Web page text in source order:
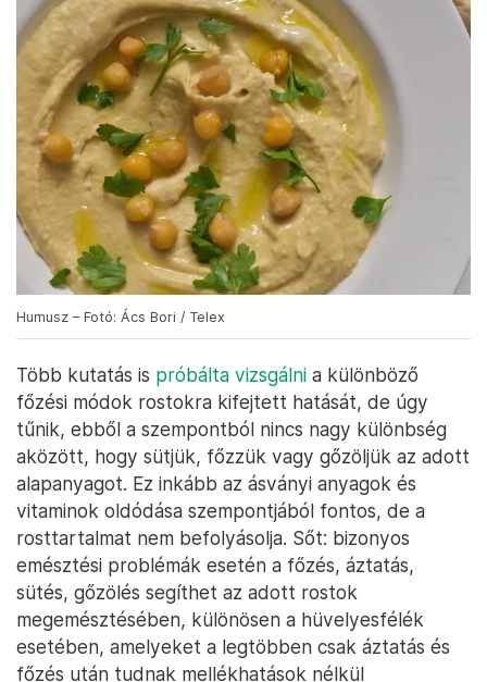
Humusz – Fotó: Ács Bori / Telex
Több kutatás is próbálta vizsgálni a különböző
főzési módok rostokra kifejtett hatását, de úgy
tűnik, ebből a szempontból nincs nagy különbség
aközött, hogy sütjük, főzzük vagy gőzöljük az adott
alapanyagot. Ez inkább az ásványi anyagok és
vitaminok oldódása szempontjából fontos, de a
rosttartalmat nem befolyásolja. Sőt: bizonyos
emésztési problémák esetén a főzés, áztatás,
sütés, gőzölés segíthet az adott rostok
megemésztésében, különösen a hüvelyesfélék
esetében, amelyeket a legtöbben csak áztatás és
főzés után tudnak mellékhatások nélkül